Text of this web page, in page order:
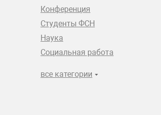
Конференция
Студенты ФСН
Наука
Социальная работа
все категории